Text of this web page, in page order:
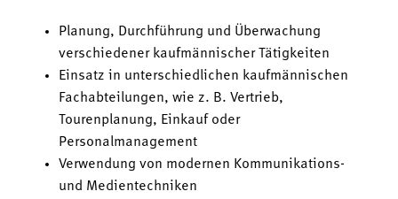
Planung, Durchführung und Überwachung
verschiedener kaufmännischer Tätigkeiten
Einsatz in unterschiedlichen kaufmännischen
Fachabteilungen, wie z. B. Vertrieb,
Tourenplanung, Einkauf oder
Personalmanagement
Verwendung von modernen Kommunikations-
und Medientechniken